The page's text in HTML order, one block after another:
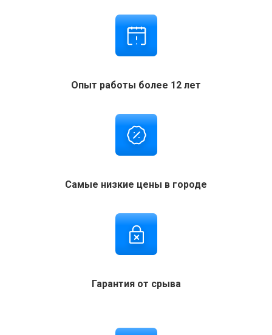
Опыт работы более 12 лет
Самые низкие цены в городе
Гарантия от срыва